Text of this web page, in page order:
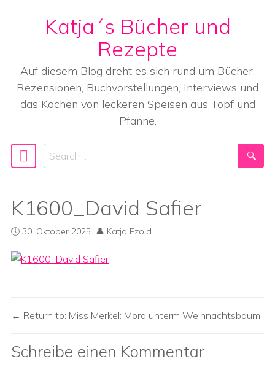
Skip to content
Katja´s Bücher und
Rezepte
Auf diesem Blog dreht es sich rund um Bücher,
Rezensionen, Buchvorstellungen, Interviews und
das Kochen von leckeren Speisen aus Topf und
Pfanne.
Main Navigation
Search
K1600_David Safier
30. Oktober 2025 Katja Ezold
Return to: Miss Merkel: Mord unterm Weihnachtsbaum
Schreibe einen Kommentar